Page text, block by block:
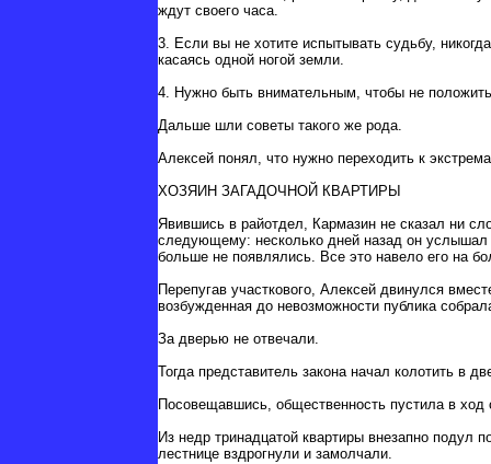
ждут своего часа.
3. Если вы не хотите испытывать судьбу,
касаясь одной ногой земли.
4. Нужно быть внимательным, чтобы не
Дальше шли советы такого же рода.
Алексей понял, что нужно переходить к
ХОЗЯИН ЗАГАДОЧНОЙ КВАРТИРЫ
Явившись в райотдел, Кармазин не сказал ни
следующему: несколько дней назад он услышал
больше не появлялись. Все это навело его на
Перепугав участкового, Алексей двинулся
возбужденная до невозможности публика
За дверью не отвечали.
Тогда представитель закона начал колотить в
Посовещавшись, общественность пустила в
Из недр тринадцатой квартиры внезапно подул
лестнице вздрогнули и замолчали.